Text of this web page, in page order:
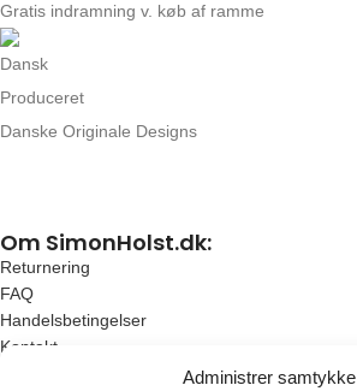
Administrer samtykke
Gratis indramning v. køb af ramme
Danske Originale Designs
Om SimonHolst.dk:
Returnering
FAQ
Handelsbetingelser
Kontakt